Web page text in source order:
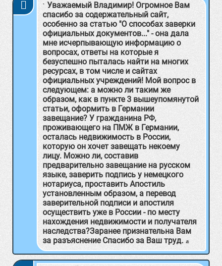
Уважаемый Владимир! Огромное Вам
спасибо за содержательный сайт,
особенно за статью "О способах заверки
официальных документов..." - она дала
мне исчерпывающую информацию о
вопросах, ответы на которые я
безуспешно пыталась найти на многих
ресурсах, в том числе и сайтах
официальных учреждений! Мой вопрос в
следующем: а можно ли таким же
образом, как в пункте 3 вышеупомянутой
статьи, оформить в Германии
завещание? У гражданина РФ,
проживающего на ПМЖ в Германии,
осталась недвижимость в России,
которую он хочет завещать некоему
лицу. Можно ли, составив
предварительно завещание на русском
языке, заверить подпись у немецкого
нотариуса, проставить Апостиль
установленным образом, а перевод
заверительной подписи и апостиля
осуществить уже в России - по месту
нахождения недвижимости и получателя
наследства?Заранее признательна Вам
за разъяснение Спасибо за Ваш труд.